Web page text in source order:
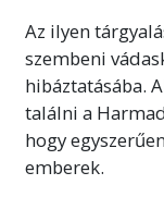
Az ilyen
szembeni
hibáztatásába.
találni a
hogy
emberek.